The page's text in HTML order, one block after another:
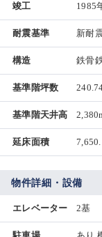
竣工 1985
耐震基準 新耐
構造 鉄骨
基準階坪数
基準階天井高
延床面積
物件詳細・設備
エレベーター 2基